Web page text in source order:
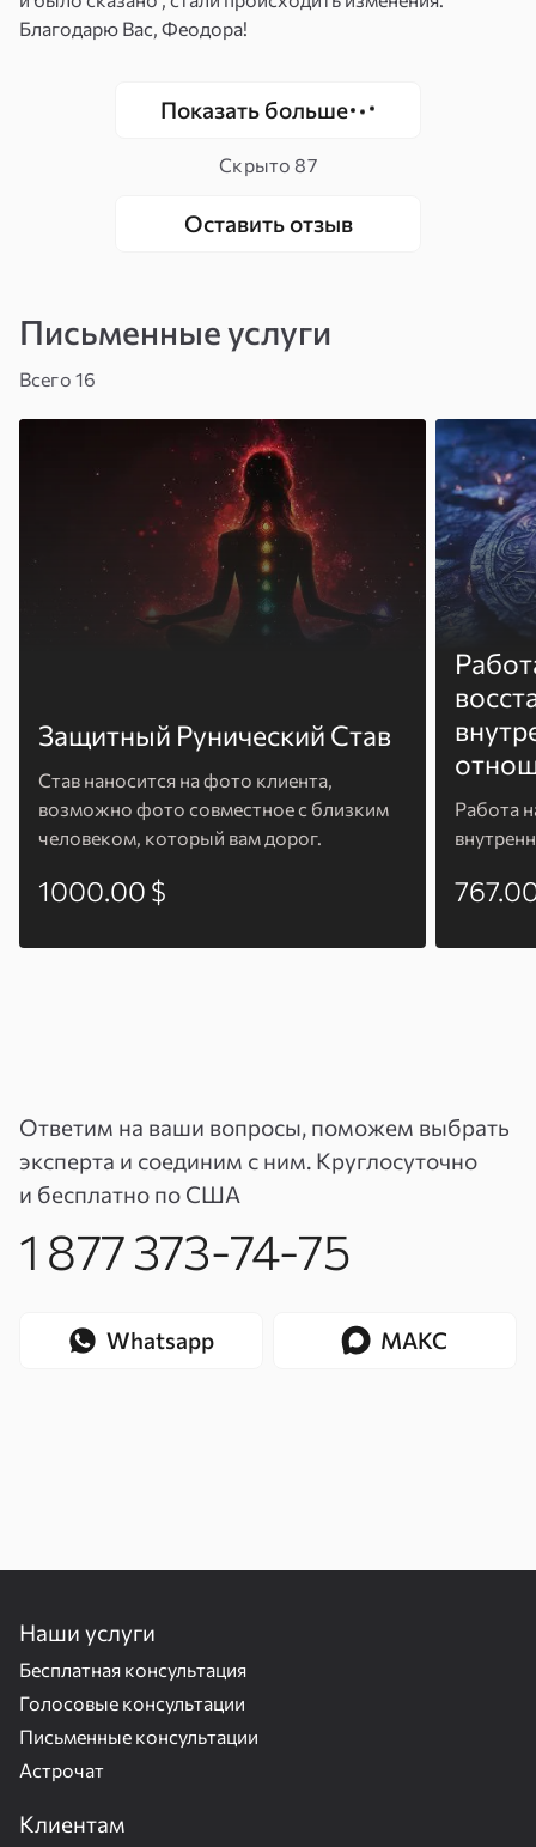
Благодарю Вас, Феодора!
Показать больше
Скрыто87
Оставить отзыв
Письменные услуги
Всего 16
Защитный Рунический Став
Став наносится на фото клиента,
возможно фото совместное с близким
человеком, который вам дорог.
1000.00 $
Работа
Ответим на ваши вопросы, поможем выбрать
эксперта и соединим с ним. Круглосуточно
и бесплатно по США
1 877 373-74-75
Whatsapp МАКС
Наши услуги
Бесплатная консультация
Голосовые консультации
Письменные консультации
Астрочат
Клиентам